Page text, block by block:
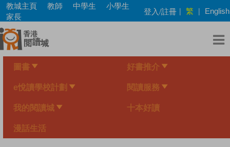
Skip
main
content
教城主頁 教師 中學生
小學生
家長
登入/註冊 | 繁 | English
圖書 好書推介
e悅讀學校計劃 閱讀服務
我的閱讀城 十本好讀
漫話生活